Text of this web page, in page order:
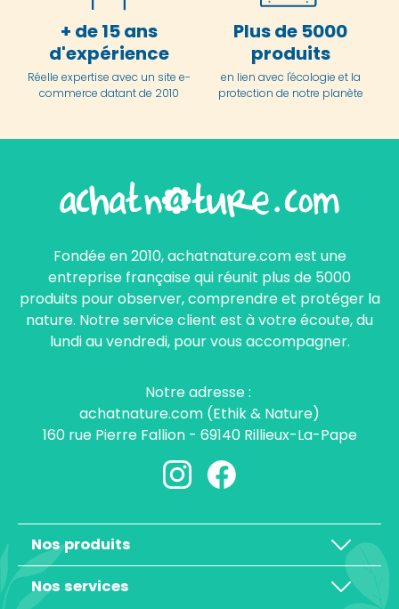
+ de 15 ans
d'expérience
Réelle expertise avec un site e-
commerce datant de 2010
Plus de 5000
produits
en lien avec l'écologie et la
protection de notre planète
Fondée en 2010, achatnature.com est une
entreprise française qui réunit plus de 5000
produits pour observer, comprendre et protéger la
nature. Notre service client est à votre écoute, du
lundi au vendredi, pour vous accompagner.
Notre adresse :
achatnature.com (Ethik & Nature)
160 rue Pierre Fallion - 69140 Rillieux-La-Pape
Nos produits
Nos services